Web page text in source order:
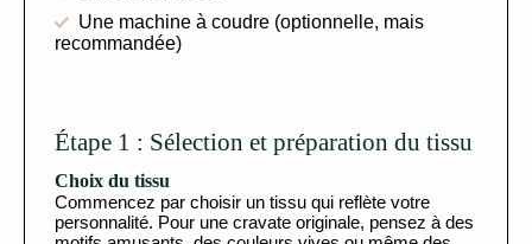
Une machine à coudre (optionnelle, mais
recommandée)
Étape 1 : Sélection et préparation du tissu
Choix du tissu
Commencez par choisir un tissu qui reflète votre
personnalité. Pour une cravate originale, pensez à des